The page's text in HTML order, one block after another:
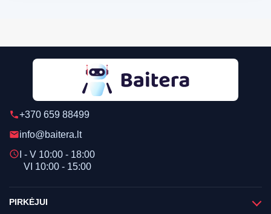
phone+370 659 88499
emailinfo@baitera.lt
schedule I - V 10:00 - 18:00
VI 10:00 - 15:00
PIRKĖJUI